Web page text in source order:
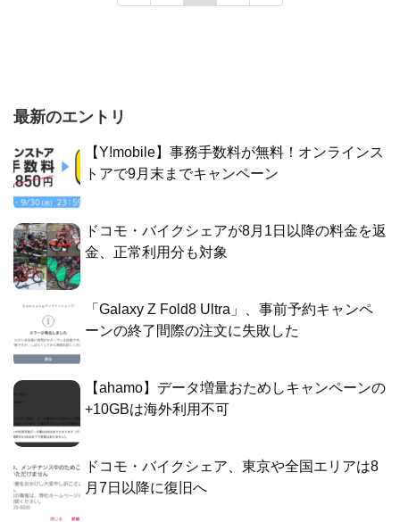
最新のエントリ
【Y!mobile】事務手数料が無料！オンラインス
トアで9月末までキャンペーン
ドコモ・バイクシェアが8月1日以降の料金を返
金、正常利用分も対象
「Galaxy Z Fold8 Ultra」、事前予約キャンペ
ーンの終了間際の注文に失敗した
【ahamo】データ増量おためしキャンペーンの
+10GBは海外利用不可
ドコモ・バイクシェア、東京や全国エリアは8
月7日以降に復旧へ